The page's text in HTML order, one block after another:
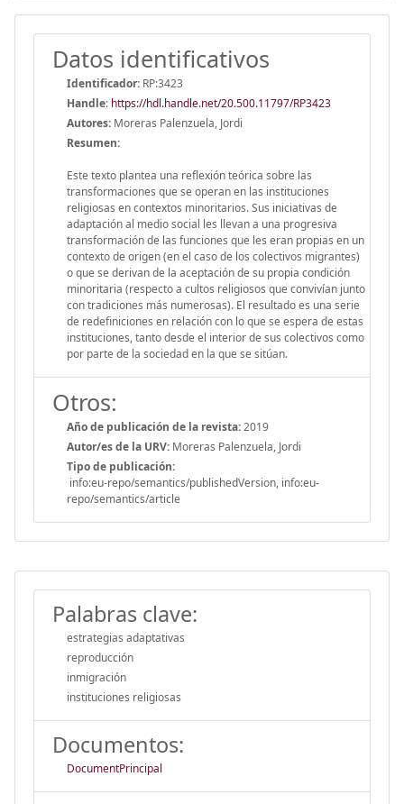
Datos identificativos
Identificador: RP:3423
Handle: https://hdl.handle.net/20.500.11797/RP3423
Autores: Moreras Palenzuela, Jordi
Resumen:
Este texto plantea una reflexión teórica sobre las
transformaciones que se operan en las instituciones
religiosas en contextos minoritarios. Sus iniciativas de
adaptación al medio social les llevan a una progresiva
transformación de las funciones que les eran propias en un
contexto de origen (en el caso de los colectivos migrantes)
o que se derivan de la aceptación de su propia condición
minoritaria (respecto a cultos religiosos que convivían junto
con tradiciones más numerosas). El resultado es una serie
de redefiniciones en relación con lo que se espera de estas
instituciones, tanto desde el interior de sus colectivos como
por parte de la sociedad en la que se sitúan.
Otros:
Año de publicación de la revista:2019
Autor/es de la URV: Moreras Palenzuela, Jordi
Tipo de publicación:
info:eu-repo/semantics/publishedVersion, info:eu-
repo/semantics/article
Palabras clave:
estrategias adaptativas
reproducción
inmigración
instituciones religiosas
Documentos:
DocumentPrincipal